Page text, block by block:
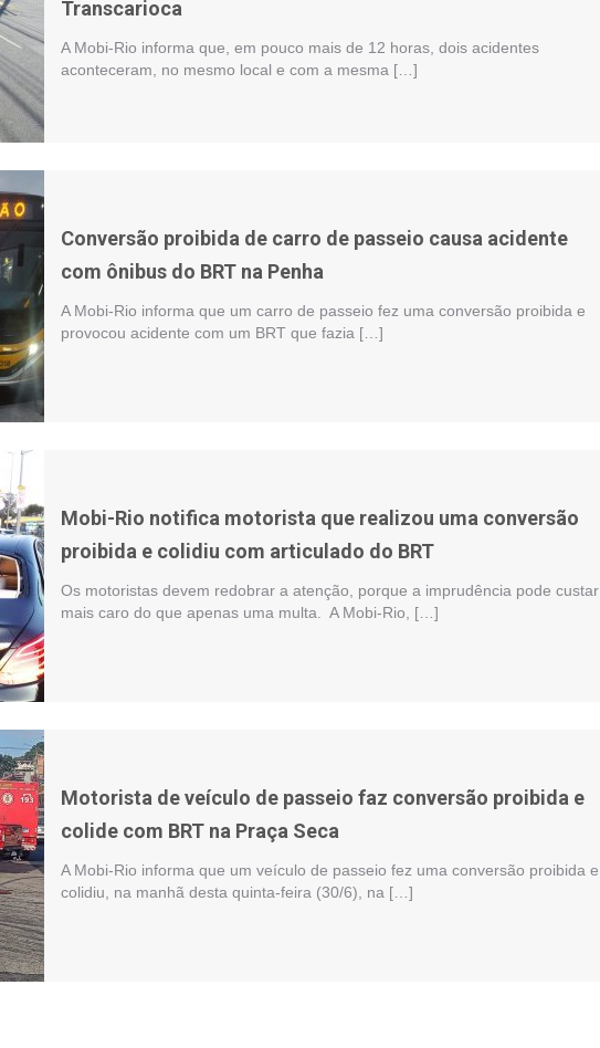
Transcarioca
A Mobi-Rio informa que, em pouco mais de 12 horas, dois acidentes
aconteceram, no mesmo local e com a mesma […]
Conversão proibida de carro de passeio causa acidente
com ônibus do BRT na Penha
A Mobi-Rio informa que um carro de passeio fez uma conversão proibida e
provocou acidente com um BRT que fazia […]
Mobi-Rio notifica motorista que realizou uma conversão
proibida e colidiu com articulado do BRT
Os motoristas devem redobrar a atenção, porque a imprudência pode custar
mais caro do que apenas uma multa. A Mobi-Rio, […]
Motorista de veículo de passeio faz conversão proibida e
colide com BRT na Praça Seca
A Mobi-Rio informa que um veículo de passeio fez uma conversão proibida e
colidiu, na manhã desta quinta-feira (30/6), na […]